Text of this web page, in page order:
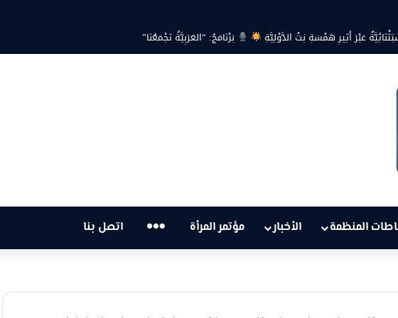
وعجز البنية التحتية… هل أصبحت أزمة الكهرباء في تونس تهدد الحق في الحياة؟
المنظمة الأخبار مؤتمر المرأة … اتصل بنا